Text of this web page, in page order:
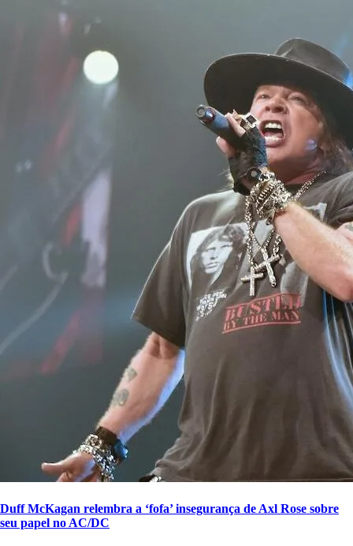
Duff McKagan relembra a ‘fofa’ insegurança de Axl Rose sobre
seu papel no AC/DC